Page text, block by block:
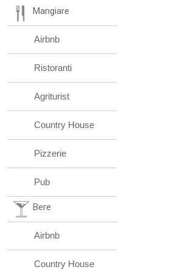
Mangiare
Airbnb
Ristoranti
Agriturist
Country House
Pizzerie
Pub
Bere
Airbnb
Country House